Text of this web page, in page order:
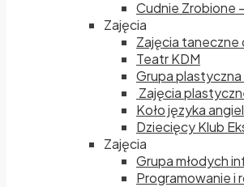
Cudnie Zrobione
Zajęcia
Zajęcia taneczne
Teatr KDM
Grupa plastyczna
Zajęcia
Koło języka
Dziecięcy Klub
Zajęcia
Grupa młodych
Programowanie i